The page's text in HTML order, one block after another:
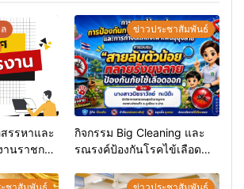
รรหาและ
นราชการ
ข่าวประชาสัมพันธ์
กิจกรรม Big Cleaning และ
รณรงค์ป้องกันโรคไข้เลือด